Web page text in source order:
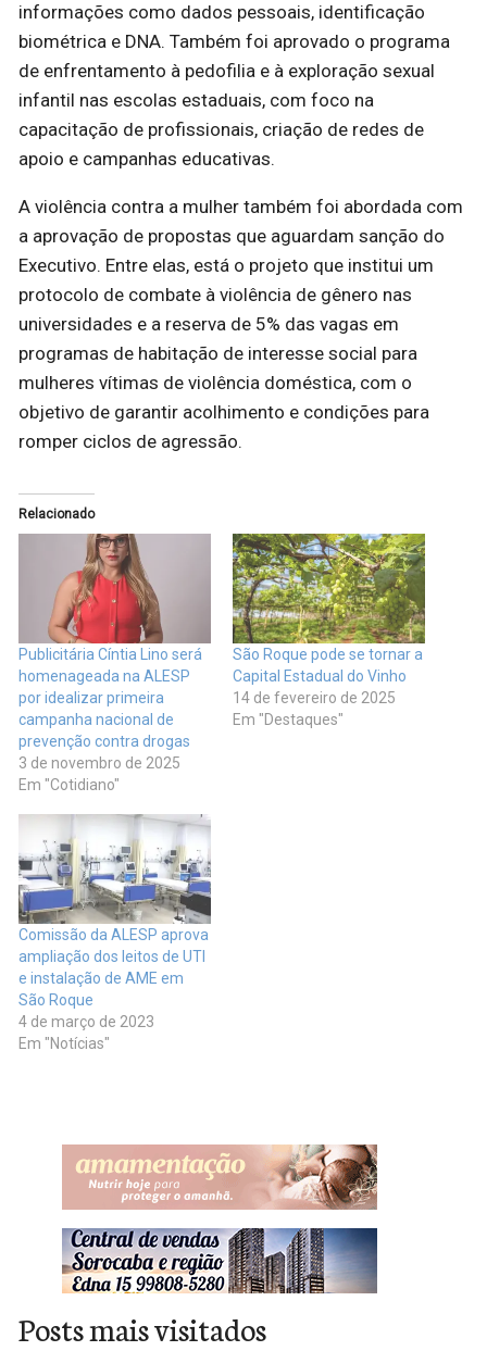
informações como dados pessoais, identificação
biométrica e DNA. Também foi aprovado o programa
de enfrentamento à pedofilia e à exploração sexual
infantil nas escolas estaduais, com foco na
capacitação de profissionais, criação de redes de
apoio e campanhas educativas.
A violência contra a mulher também foi abordada com
a aprovação de propostas que aguardam sanção do
Executivo. Entre elas, está o projeto que institui um
protocolo de combate à violência de gênero nas
universidades e a reserva de 5% das vagas em
programas de habitação de interesse social para
mulheres vítimas de violência doméstica, com o
objetivo de garantir acolhimento e condições para
romper ciclos de agressão.
Relacionado
Publicitária Cíntia Lino será
homenageada na ALESP
por idealizar primeira
campanha nacional de
prevenção contra drogas
3 de novembro de 2025
Em "Cotidiano"
São Roque pode se tornar a
Capital Estadual do Vinho
14 de fevereiro de 2025
Em "Destaques"
Comissão da ALESP aprova
ampliação dos leitos de UTI
e instalação de AME em
São Roque
4 de março de 2023
Em "Notícias"
Posts mais visitados